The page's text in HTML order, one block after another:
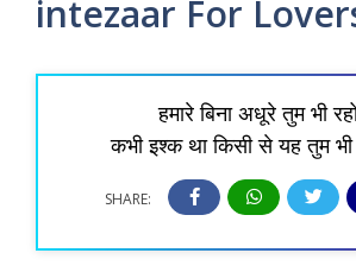
intezaar For
हमारे बिना अधूरे तुम भी
कभी इश्क था किसी से यह तुम भी
SHARE: